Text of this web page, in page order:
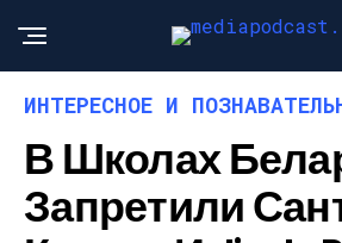
ИНТЕРЕСНОЕ И
В Школах
Запретили